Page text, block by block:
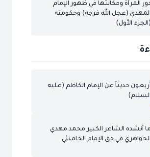
دور المرأة ومكانتها في ظهور الإمام
المهدي (عجل الله فرجه) وحكومته
(الجزء الأول)
أربعون حديثاً عن الإمام الكاظم (عليه
السلام)
ما أنشده الشاعر الكبير محمد مهدي
الجواهري في حق الإمام الخامنئي